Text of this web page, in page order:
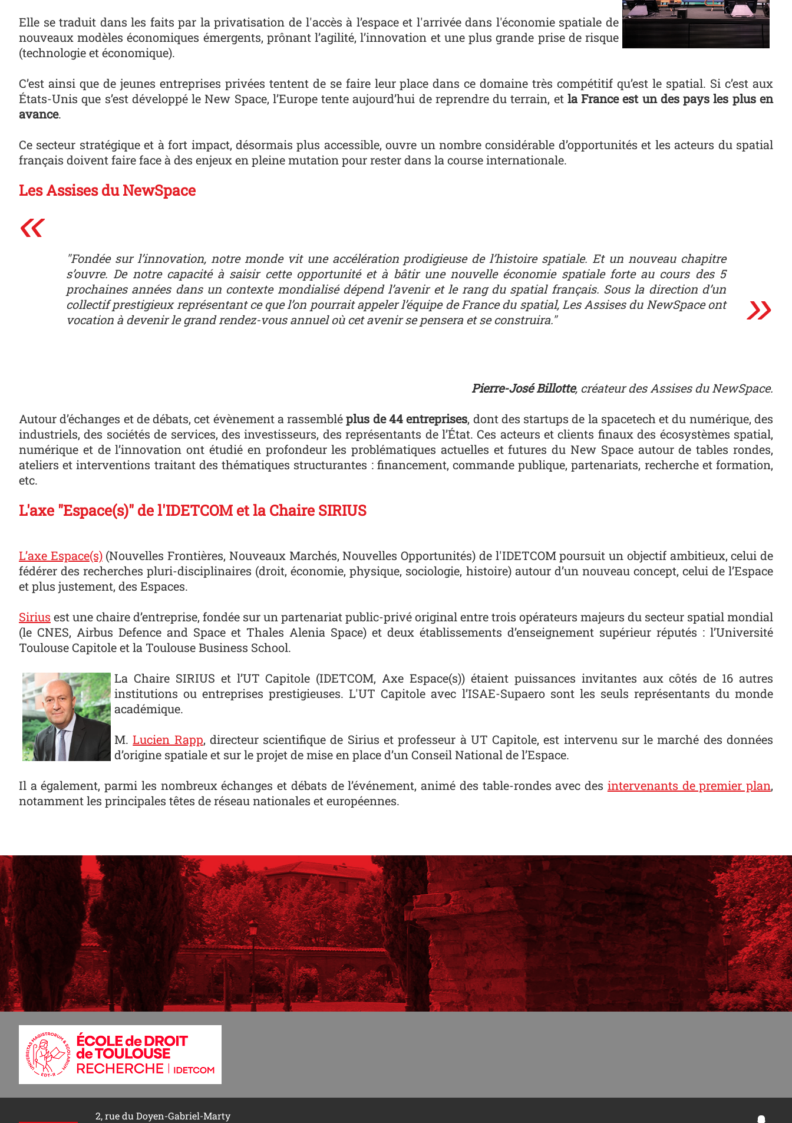
Elle se traduit dans les faits par la privatisation de l'accès à l’espace et l'arrivée dans l'économie spatiale de
nou­veaux mod­èles économiques émer­gents, prô­nant l’agilité, l’innovation et une plus grande prise de risque
(tech­nolo­gie et économique).
C’est ain­si que de jeunes entre­pris­es privées ten­tent de se faire leur place dans ce domaine très com­péti­tif qu’est le spatial. Si c’est aux
États-Unis que s’est développé le New Space, l’Europe tente aujourd’hui de reprendre du terrain, et la France est un des pays les plus en
avance.
Ce secteur stratégique et à fort impact, désormais plus accessible, ouvre un nombre considérable d’opportunités et les acteurs du spatial
français doivent faire face à des enjeux en pleine mutation pour rester dans la course internationale.
Les Assises du NewSpace
"Fondée sur l’innovation, notre monde vit une accélération prodigieuse de l’histoire spatiale. Et un nouveau chapitre
s’ouvre. De notre capacité à saisir cette opportunité et à bâtir une nouvelle économie spatiale forte au cours des 5
prochaines années dans un contexte mondialisé dépend l’avenir et le rang du spatial français. Sous la direction d’un
collectif prestigieux représentant ce que l’on pourrait appeler l’équipe de France du spatial, Les Assises du NewSpace ont
vocation à devenir le grand rendez-vous annuel où cet avenir se pensera et se construira."
Pierre-José Billotte, créateur des Assises du NewSpace.
Autour d’échanges et de débats, cet évènement a rassembléplus de 44 entreprises, dont des startups de la spacetech et du numérique, des
industriels, des sociétés de services, des investisseurs, des représentants de l’État. Ces acteurs et clients finaux des écosystèmes spatial,
numérique et de l’innovation ont étudié en profondeur les problématiques actuelles et futures du New Space autour de tables rondes,
ateliers et interventions traitant des thématiques structurantes : financement, commande publique, partenariats, recherche et formation,
etc.
L'axe "Espace(s)" de l'IDETCOM et la Chaire SIRIUS
L’axe Espace(s)(Nouvelles Frontières, Nouveaux Marchés, Nouvelles Opportunités) de l'IDETCOM poursuit un objectif ambitieux, celui de
fédérer des recherches pluri-disciplinaires (droit, économie, physique, sociologie, histoire) autour d’un nouveau concept, celui de l’Espace
et plus justement, des Espaces.
Sirius est une chaire d’entreprise, fondée sur un partenariat public-privé original entre trois opérateurs majeurs du secteur spatial mondial
(le CNES, Airbus Defence and Space et Thales Alenia Space) et deux établissements d’enseignement supérieur réputés : l’Université
Toulouse Capitole et la Toulouse Business School.
Lucien Rapp
La Chaire SIRIUS et l’UT Capitole (IDETCOM, Axe Espace(s)) étaient puissances invitantes aux côtés de 16 autres
institutions ou entreprises prestigieuses. L'UT Capitole avec l’ISAE-Supaero sont les seuls représentants du monde
académique.
M.Lucien Rapp, directeur scientifique de Sirius et professeur à UT Capitole, est intervenu sur le marché des données
d’origine spatiale et sur le projet de mise en place d’un Conseil National de l’Espace.
Il a également, parmi les nombreux échanges et débats de l’événement, animé des table-rondes avec des intervenants de premier plan,
notamment les principales têtes de réseau nationales et européennes.
2, rue du Doyen-Gabriel-Marty